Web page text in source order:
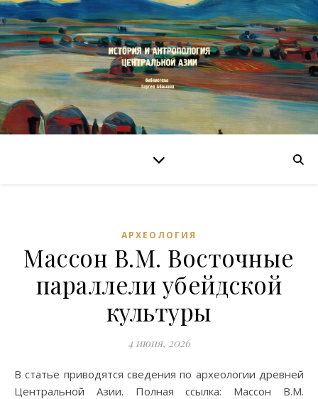
АРХЕОЛОГИЯ
Массон В.М. Восточные
параллели убейдской
культуры
4 июня, 2026
В статье приводятся сведения по археологии древней
Центральной Азии. Полная ссылка: Массон В.М.